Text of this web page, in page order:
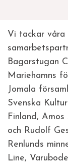
Vi tackar våra
Bagarstugan
Mariehamns
Jomala
Svenska
Finland,
och Rudolf
Renlunds
Line,